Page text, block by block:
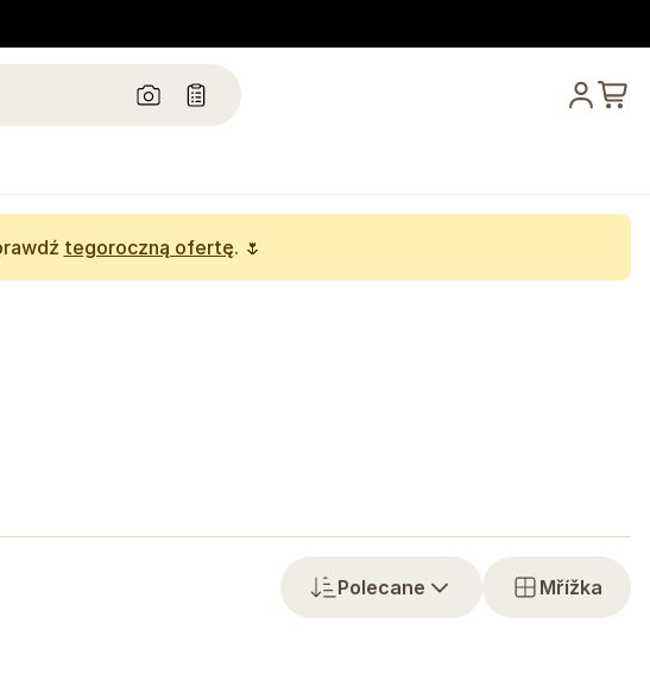
tegoroczną ofertę. 🌷
Polecane Mřížka